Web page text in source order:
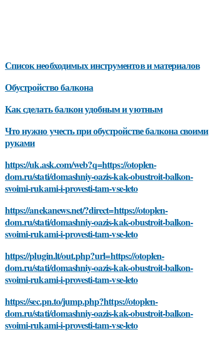
Список необходимых инструментов и материалов
Обустройство балкона
Как сделать балкон удобным и уютным
Что нужно учесть при обустройстве балкона своими
руками
https://uk.ask.com/web?q=https://otoplen-
dom.ru/stati/domashniy-oazis-kak-obustroit-balkon-
svoimi-rukami-i-provesti-tam-vse-leto
https://anekanews.net/?direct=https://otoplen-
dom.ru/stati/domashniy-oazis-kak-obustroit-balkon-
svoimi-rukami-i-provesti-tam-vse-leto
https://plugin.lt/out.php?url=https://otoplen-
dom.ru/stati/domashniy-oazis-kak-obustroit-balkon-
svoimi-rukami-i-provesti-tam-vse-leto
https://sec.pn.to/jump.php?https://otoplen-
dom.ru/stati/domashniy-oazis-kak-obustroit-balkon-
svoimi-rukami-i-provesti-tam-vse-leto